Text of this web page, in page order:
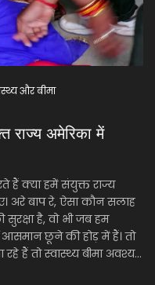
और बीमा
राज्य अमेरिका में
हैं क्या हमें संयुक्त राज्य
अरे बाप रे, ऐसा कौन सलाह
सुरक्षा है, वो भी जब हम
छूने की होड़ में हैं। तो
हैं तो स्वास्थ्य बीमा अवश्य